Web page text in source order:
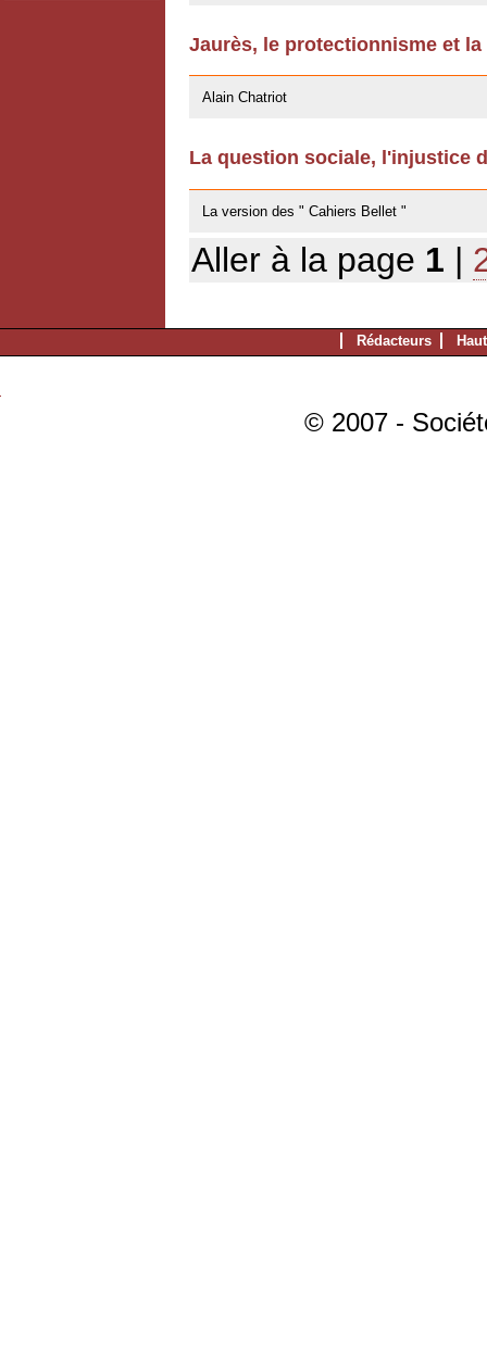
Jaurès, le protectionnisme et
Alain Chatriot
La question sociale, l'injustice
La version des " Cahiers Bellet "
Aller à la page 1 |
Rédacteurs
© 2007 -